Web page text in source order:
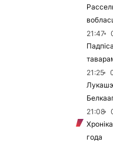
21:47
21:25
21:08
года